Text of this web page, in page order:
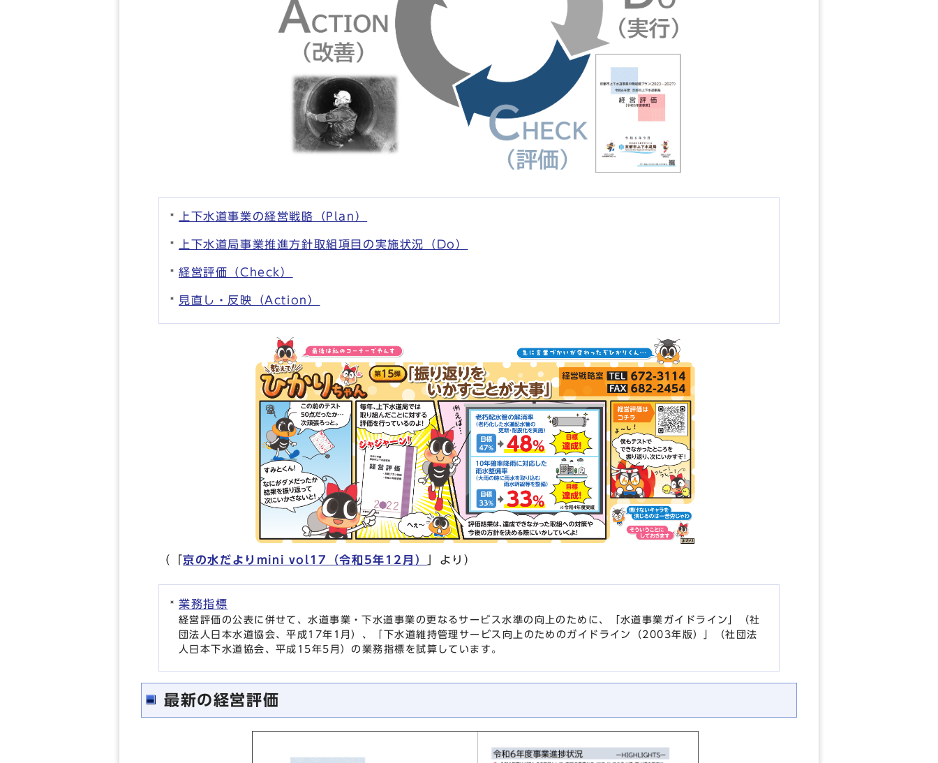
上下水道事業の経営戦略（Plan）
上下水道局事業推進方針取組項目の実施状況（Do）
経営評価（Check）
見直し・反映（Action）
（「京の水だよりmini vol17（令和5年12月） 」より）
業務指標
経営評価の公表に併せて、水道事業・下水道事業の更なるサービス水準の向上のために、「水道事業ガイドライン」（社
団法人日本水道協会、平成17年1月）、「下水道維持管理サービス向上のためのガイドライン（2003年版）」（社団法
人日本下水道協会、平成15年5月）の業務指標を試算しています。
最新の経営評価